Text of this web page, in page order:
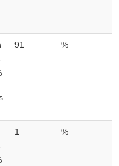
91 %
1 %